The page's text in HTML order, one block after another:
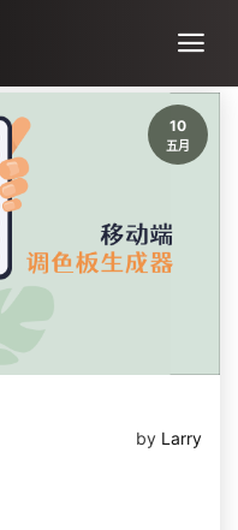
10
五月
by Larry